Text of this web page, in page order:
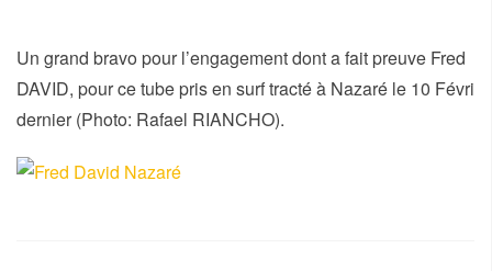
Un grand bravo pour l’engagement dont a fait preuve Fred
DAVID, pour ce tube pris en surf tracté à Nazaré le 10 Février
dernier (Photo: Rafael RIANCHO).